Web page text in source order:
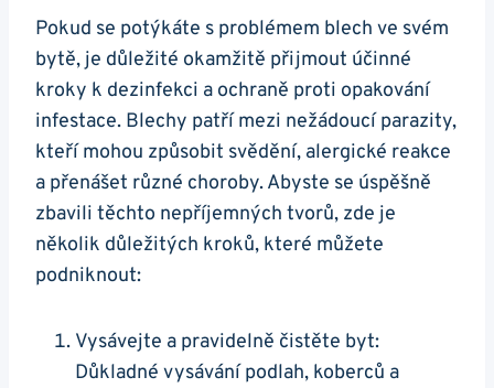
Pokud se potýkáte s problémem blech ve svém
bytě, je důležité okamžitě přijmout účinné
kroky k dezinfekci a ochraně proti opakování
infestace. Blechy patří mezi nežádoucí parazity,
kteří mohou způsobit svědění, alergické reakce
a přenášet různé choroby. Abyste se úspěšně
zbavili těchto nepříjemných tvorů, zde je
několik důležitých kroků, které můžete
podniknout:
Vysávejte a pravidelně čistěte byt:
Důkladné vysávání podlah, koberců a